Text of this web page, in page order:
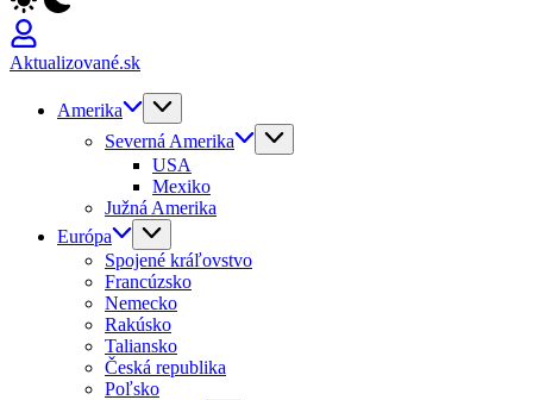
Aktualizované.sk
Amerika
Severná Amerika
USA
Mexiko
Južná Amerika
Európa
Spojené kráľovstvo
Francúzsko
Nemecko
Rakúsko
Taliansko
Česká republika
Poľsko